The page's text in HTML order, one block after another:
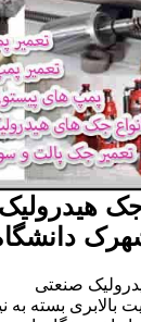
صنعتی
بالابری بسته به